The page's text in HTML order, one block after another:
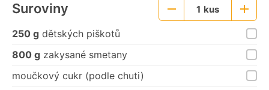
Suroviny 1 kus
Větší
porce
250 g dětských piškotů
800 g zakysané smetany
moučkový cukr (podle chuti)